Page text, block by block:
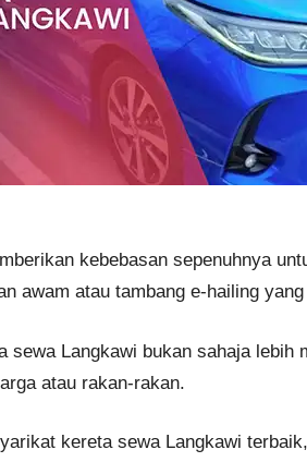
kebebasan sepenuhnya
awam atau tambang e-hailing
sewa Langkawi bukan sahaja
atau rakan-rakan.
kereta sewa Langkawi